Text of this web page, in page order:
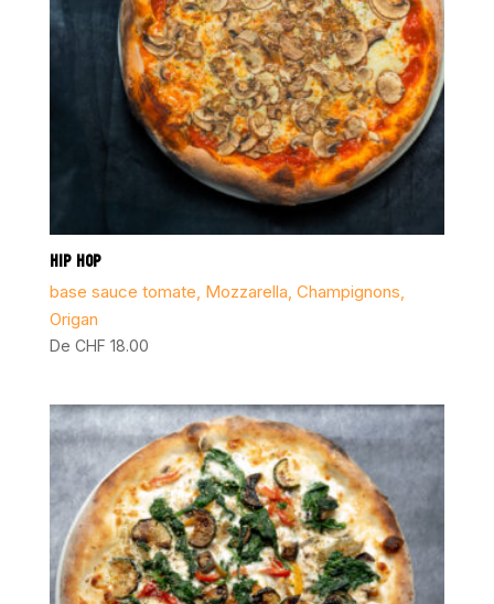
HIP HOP
base sauce tomate, Mozzarella, Champignons,
Origan
De CHF 18.00